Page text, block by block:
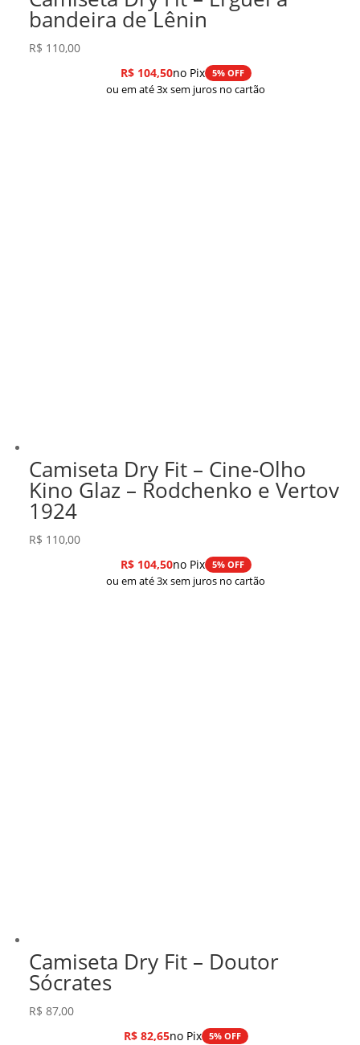
bandeira de Lênin
R$ 110,00
R$104,50no Pix 5% OFF
ou em até 3x sem juros no cartão
Camiseta Dry Fit – Cine-Olho
Kino Glaz – Rodchenko e Vertov
1924
R$ 110,00
R$104,50no Pix 5% OFF
ou em até 3x sem juros no cartão
Camiseta Dry Fit – Doutor
Sócrates
R$ 87,00
R$82,65no Pix 5% OFF